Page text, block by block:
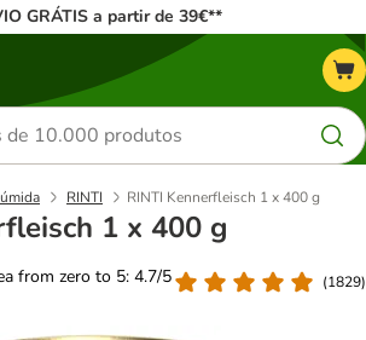
GRÁTIS a partir de 39€**
RINTI RINTI Kennerfleisch 1 x 400 g
1 x 400 g
from zero to 5: 4.7/5
(1829)